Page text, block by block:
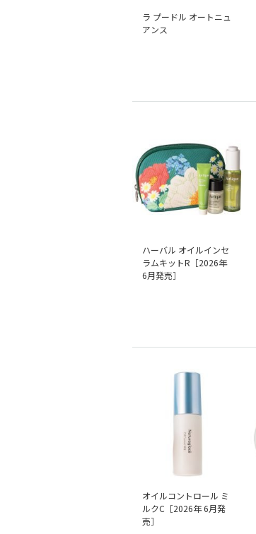
ラ プードル オートニュ
アンス
ハーバル オイルインセ
ラムキットR［2026年
6月発売］
オイルコントロール ミ
ルクC［2026年 6月発
売］